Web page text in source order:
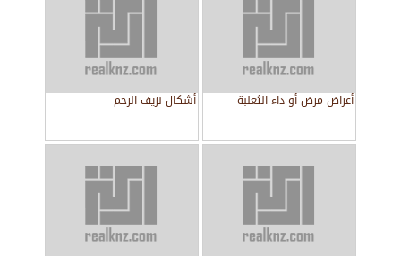
أعراض مرض أو داء الثعلبة أشكال نزيف الرحم